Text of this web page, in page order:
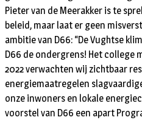
Pieter van de Meerakker is te
beleid, maar laat er geen
ambitie van D66: “De Vughtse
D66 de ondergrens! Het college
2022 verwachten wij zichtbaar
energiemaatregelen
onze inwoners en lokale
voorstel van D66 een apart